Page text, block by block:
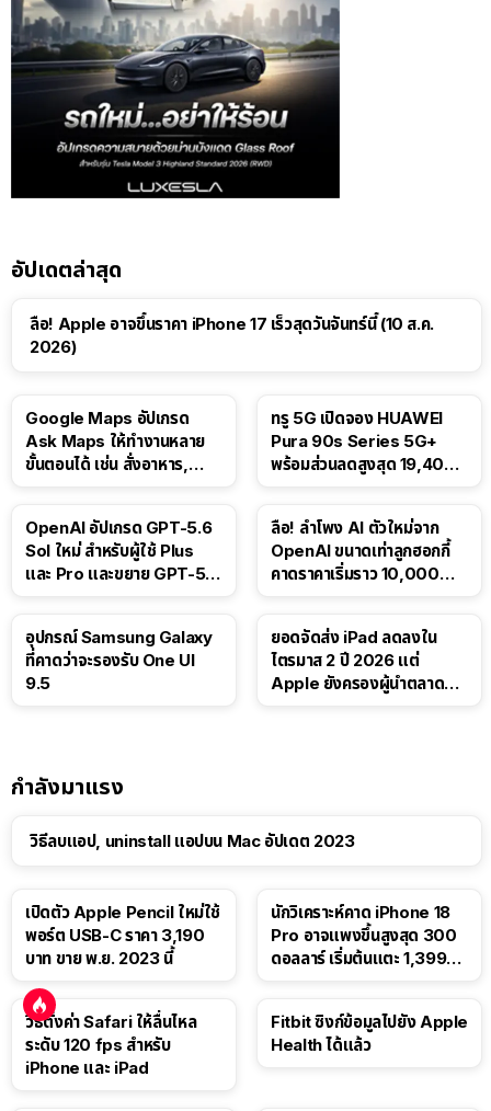
อัปเดตล่าสุด
ลือ! Apple อาจขึ้นราคา iPhone 17 เร็วสุดวันจันทร์นี้ (10 ส.ค.
2026)
Google Maps อัปเกรด
Ask Maps ให้ทำงานหลาย
ขั้นตอนได้ เช่น สั่งอาหาร,
ทรู 5G เปิดจอง HUAWEI
Pura 90s Series 5G+
พร้อมส่วนลดสูงสุด 19,400
OpenAI อัปเกรด GPT-5.6
Sol ใหม่ สำหรับผู้ใช้ Plus
และ Pro และขยาย GPT-5.6
ลือ! ลำโพง AI ตัวใหม่จาก
OpenAI ขนาดเท่าลูกฮอกกี้
คาดราคาเริ่มราว 10,000
อุปกรณ์ Samsung Galaxy
ที่คาดว่าจะรองรับ One UI
9.5
ยอดจัดส่ง iPad ลดลงใน
ไตรมาส 2 ปี 2026 แต่
Apple ยังครองผู้นำตลาด
กำลังมาแรง
วิธีลบแอป, uninstall แอปบน Mac อัปเดต 2023
เปิดตัว Apple Pencil ใหม่ใช้
พอร์ต USB-C ราคา 3,190
บาท ขาย พ.ย. 2023 นี้
นักวิเคราะห์คาด iPhone 18
Pro อาจแพงขึ้นสูงสุด 300
ดอลลาร์ เริ่มต้นแตะ 1,399
วิธีตั้งค่า Safari ให้ลื่นไหล
ระดับ 120 fps สำหรับ
iPhone และ iPad
Fitbit ซิงก์ข้อมูลไปยัง Apple
Health ได้แล้ว